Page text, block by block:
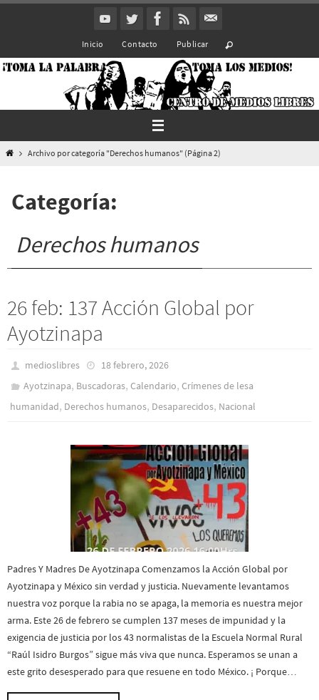
Inicio Contacto Publicar
InicioArchivo por categoría "Derechos humanos" (Página 2)
Categoría:
Derechos humanos
26 feb: 137 Acción Global por
Ayotzinapa
medioslibres
18 febrero, 2026
Ayotzinapa, Buscadoras,Calendario,Crímenes de lesa
humanidad, Derechos humanos, Desaparecidos, Nacional
Padres Y Madres De Ayotzinapa Comenzamos la Acción Global por
Ayotzinapa y México sin verdad y justicia. Nuevamente levantamos
nuestra voz porque la rabia no se apaga, la memoria es nuestra mejor
arma. Este 26 de febrero se cumplen 137 meses de impunidad y la
exigencia de justicia por los 43 normalistas de la Escuela Normal Rural
“Raúl Isidro Burgos” sigue más viva que nunca. Esperamos se unan a
este grito desesperado para que resuene en todo México. ¡ Porque…